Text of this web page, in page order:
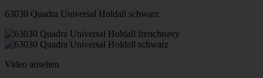
63030 Quadra Universal Holdall schwarz
Video ansehen